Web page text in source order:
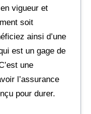
vigueur et
soit
ainsi d’une
est un gage de
une
l’assurance
pour durer.